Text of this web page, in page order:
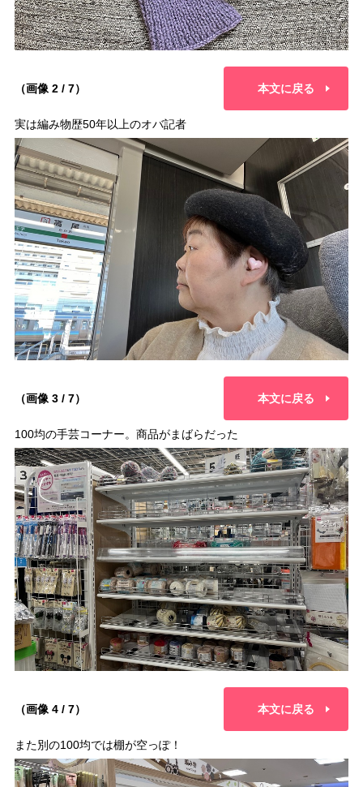
（画像 2 / 7） 本文に戻る
実は編み物歴50年以上のオバ記者
（画像 3 / 7） 本文に戻る
100均の手芸コーナー。商品がまばらだった
（画像 4 / 7） 本文に戻る
また別の100均では棚が空っぽ！